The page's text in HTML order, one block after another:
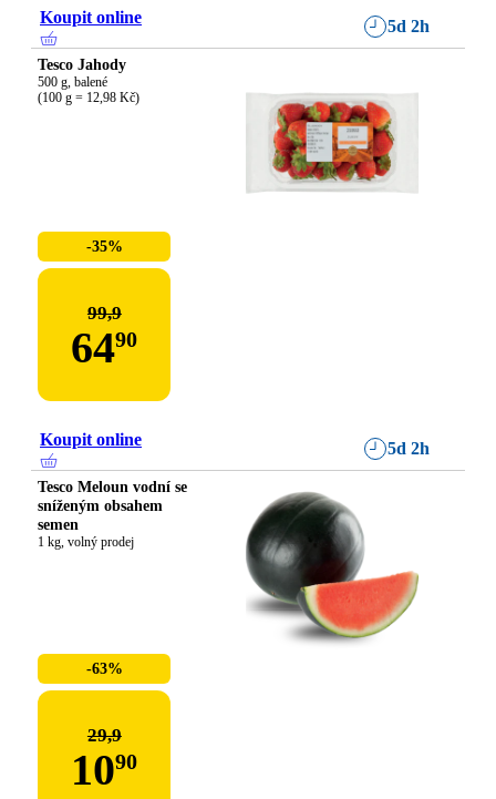
Koupit online 5d 2h
Tesco Jahody
500 g, balené
(100 g = 12,98 Kč)
-35%
99,9
6490
Koupit online 5d 2h
Tesco Meloun vodní se
sníženým obsahem
semen
1 kg, volný prodej
-63%
29,9
1090